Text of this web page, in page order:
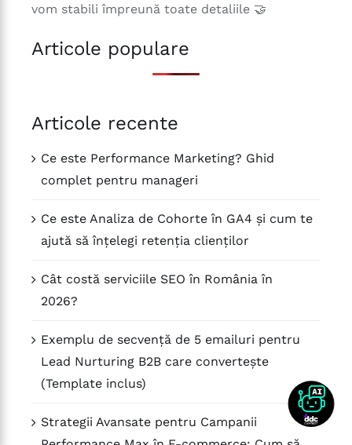
vom stabili împreună toate detaliile 🤝
Articole populare
Articole recente
Ce este Performance Marketing? Ghid
complet pentru manageri
Ce este Analiza de Cohorte în GA4 și cum te
ajută să înțelegi retenția clienților
Cât costă serviciile SEO în România în
2026?
Exemplu de secvență de 5 emailuri pentru
Lead Nurturing B2B care convertește
(Template inclus)
Strategii Avansate pentru Campanii